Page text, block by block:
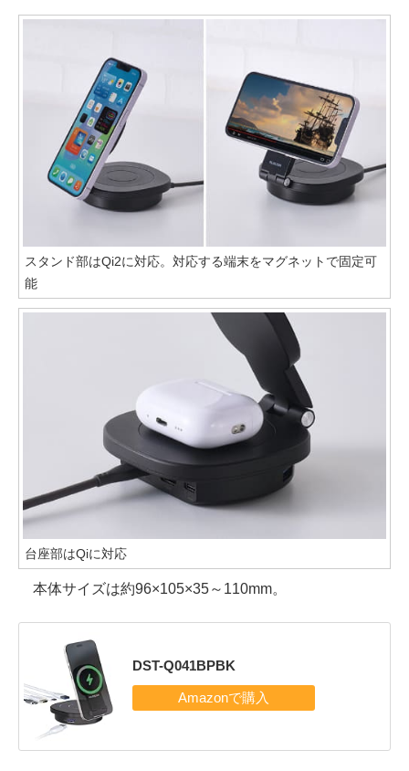
スタンド部はQi2に対応。対応する端末をマグネットで固定可
能
台座部はQiに対応
本体サイズは約96×105×35～110mm。
DST-Q041BPBK